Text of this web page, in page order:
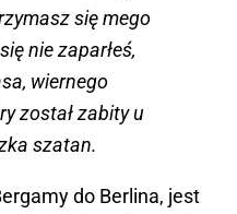
się mego
nie zaparłeś,
wiernego
został zabity u
szatan.
do Berlina, jest